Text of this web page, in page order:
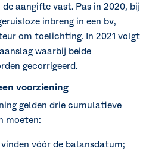
aangifte vast. Pas in 2020, bij
inbreng in een bv,
om toelichting. In 2021 volgt
waarbij beide
gecorrigeerd.
voorziening
gelden drie cumulatieve
moeten:
vóór de balansdatum;